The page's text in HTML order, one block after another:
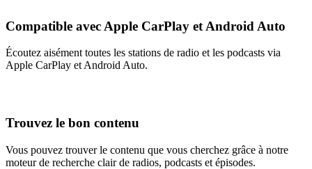
Compatible avec Apple CarPlay et Android Auto
Écoutez aisément toutes les stations de radio et les podcasts via
Apple CarPlay et Android Auto.
Trouvez le bon contenu
Vous pouvez trouver le contenu que vous cherchez grâce à notre
moteur de recherche clair de radios, podcasts et épisodes.